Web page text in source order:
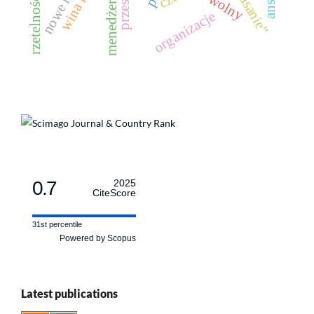
organizacje
0.7
2025
CiteScore
31st percentile
Powered by Scopus
Latest publications